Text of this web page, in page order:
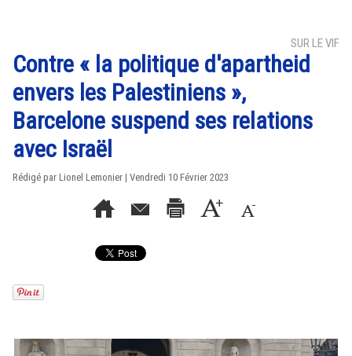
SUR LE VIF
Contre « la politique d'apartheid
envers les Palestiniens »,
Barcelone suspend ses relations
avec Israël
Rédigé par Lionel Lemonier | Vendredi 10 Février 2023